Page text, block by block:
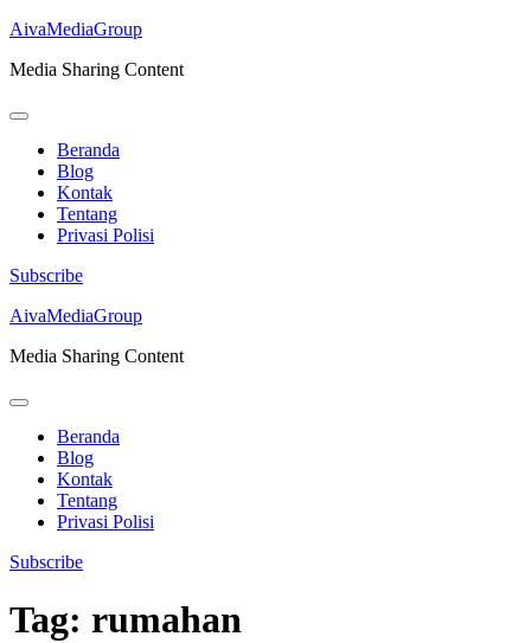
AivaMediaGroup
Media Sharing Content
Beranda
Blog
Kontak
Tentang
Privasi Polisi
Subscribe
Lompat
konten
Enter)
AivaMediaGroup
Media Sharing Content
Beranda
Blog
Kontak
Tentang
Privasi Polisi
Subscribe
Tag: rumahan